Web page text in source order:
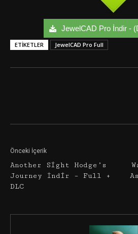
JewelCAD Pro İndir -
ETIKETLER JewelCAD Pro Full
Önceki İçerik
Another Sight Hodge’s
Journey İndir – Full +
DLC